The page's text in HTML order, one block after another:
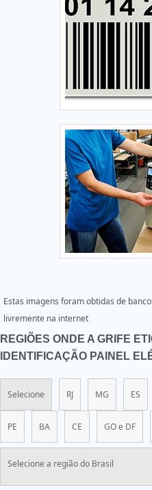
Estas imagens foram obtidas de
livremente na internet
REGIÕES ONDE A GRIFE
IDENTIFICAÇÃO PAINEL
Selecione RJ MG ES
PE BA CE GO e DF
Selecione a região do Brasil